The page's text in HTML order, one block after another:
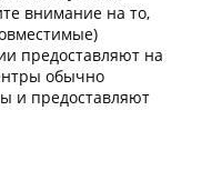
внимание на то,
предоставляют на
обычно
и предоставляют